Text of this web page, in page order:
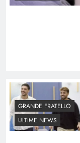
GRANDE FRATELLO
ULTIME NEWS